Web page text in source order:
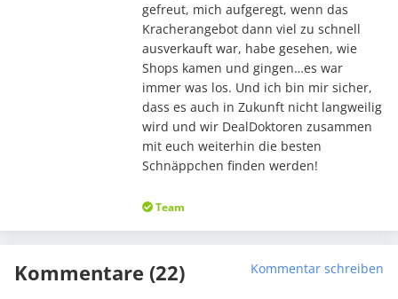
gefreut, mich aufgeregt, wenn das
Kracherangebot dann viel zu schnell
ausverkauft war, habe gesehen, wie
Shops kamen und gingen…es war
immer was los. Und ich bin mir sicher,
dass es auch in Zukunft nicht langweilig
wird und wir DealDoktoren zusammen
mit euch weiterhin die besten
Schnäppchen finden werden!
Team
Kommentare (22) Kommentar schreiben